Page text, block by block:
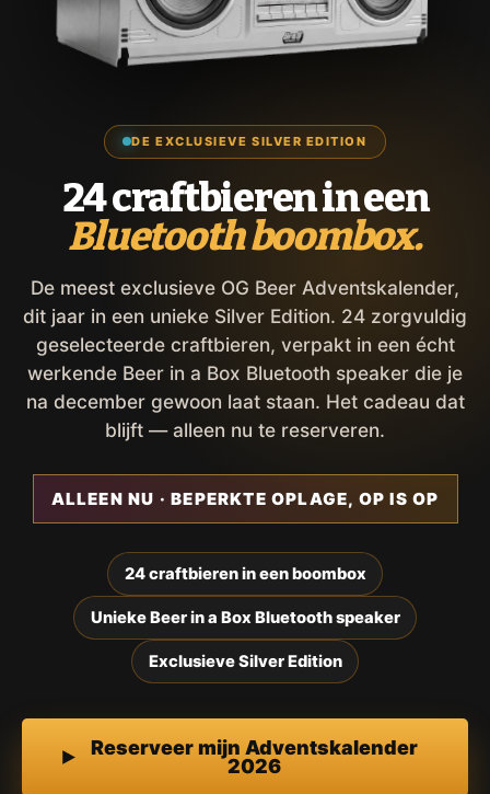
DE EXCLUSIEVE SILVER EDITION
24 craftbieren in een
Bluetooth boombox.
De meest exclusieve OG Beer Adventskalender,
dit jaar in een unieke Silver Edition. 24 zorgvuldig
geselecteerde craftbieren, verpakt in een écht
werkende Beer in a Box Bluetooth speaker die je
na december gewoon laat staan. Het cadeau dat
blijft — alleen nu te reserveren.
ALLEEN NU · BEPERKTE OPLAGE, OP IS OP
24 craftbieren in een boombox
Unieke Beer in a Box Bluetooth speaker
Exclusieve Silver Edition
Reserveer mijn Adventskalender
2026